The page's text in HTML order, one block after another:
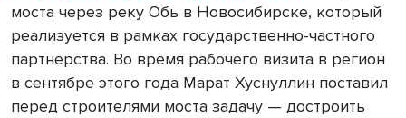
моста через реку Обь в Новосибирске, который
реализуется в рамках государственно-частного
партнерства. Во время рабочего визита в регион
в сентябре этого года Марат Хуснуллин поставил
перед строителями моста задачу — достроить